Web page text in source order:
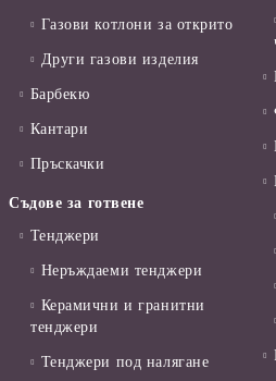
Газови котлони за открито
Други газови изделия
Барбекю
Кантари
Пръскачки
Съдове за готвене
Тенджери
Неръждаеми тенджери
Керамични и гранитни
тенджери
Тенджери под налягане